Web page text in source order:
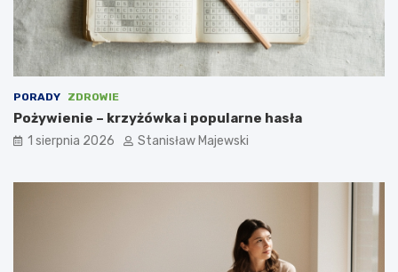
PORADY ZDROWIE
Pożywienie – krzyżówka i popularne hasła
1 sierpnia 2026 Stanisław Majewski